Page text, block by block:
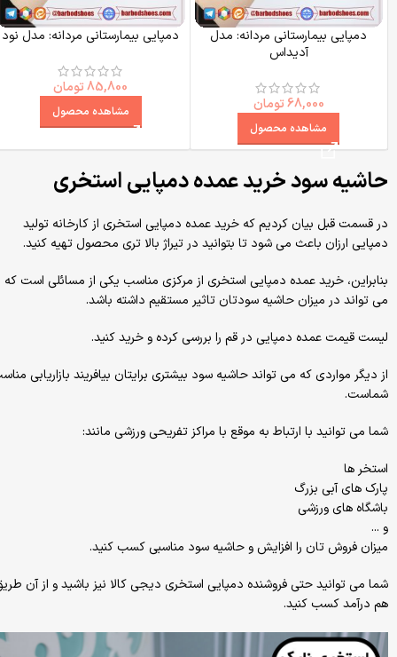
دمپایی بیمارستانی مردانه: مدل
آدیداس
68,000تومان
مشاهده محصول
دمپایی بیمارستانی مردانه: مدل نود
85,800 تومان
مشاهده محصول
حاشیه سود خرید عمده دمپایی استخری
در قسمت قبل بیان کردیم که خرید عمده دمپایی استخری از کارخانه تولید
دمپایی ارزان باعث می شود تا بتوانید در تیراژ بالا تری محصول تهیه کنید.
بنابراین، خرید عمده دمپایی استخری از مرکزی مناسب یکی از مسائلی است که
می تواند در میزان حاشیه سودتان تاثیر مستقیم داشته باشد.
لیست قیمت عمده دمپایی در قم را بررسی کرده و خرید کنید.
از دیگر مواردی که می تواند حاشیه سود بیشتری برایتان بیافریند بازاریابی
شماست.
شما می توانید با ارتباط به موقع با مراکز تفریحی ورزشی مانند:
استخر ها
پارک های آبی بزرگ
باشگاه های ورزشی
و ...
میزان فروش تان را افزایش و حاشیه سود مناسبی کسب کنید.
شما می توانید حتی فروشنده دمپایی استخری دیجی کالا نیز باشید و از آن
هم درآمد کسب کنید.